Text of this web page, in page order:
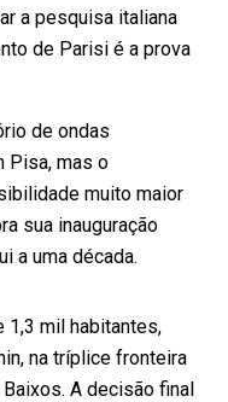
a pesquisa italiana
de Parisi é a prova
de ondas
Pisa, mas o
muito maior
sua inauguração
a uma década.
1,3 mil habitantes,
na tríplice fronteira
A decisão final